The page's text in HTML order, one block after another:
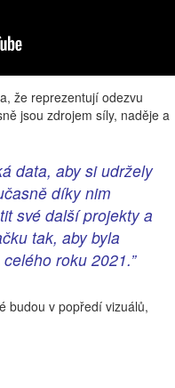
že reprezentují odezvu
jsou zdrojem síly, naděje a
data, aby si udržely
díky nim
své další projekty a
tak, aby byla
roku 2021.”
budou v popředí vizuálů,